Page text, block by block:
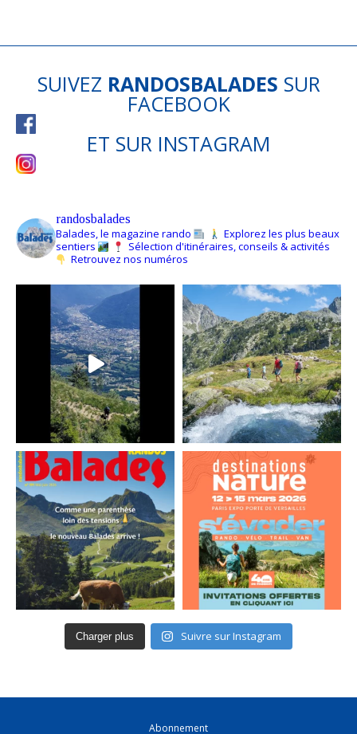
SUIVEZ RANDOSBALADES SUR
FACEBOOK
ET SUR INSTAGRAM
randosbalades
Balades, le magazine rando
Explorez les plus beaux
sentiers
Sélection d'itinéraires, conseils & activités
Retrouvez nos numéros
Charger plus Suivre sur Instagram
Abonnement